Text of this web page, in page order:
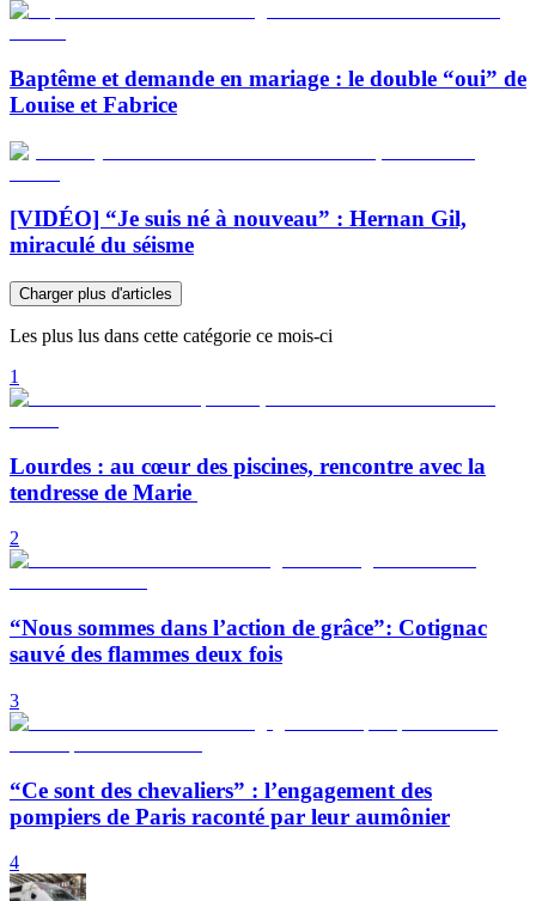
Baptême et demande en mariage : le double “oui” de
Louise et Fabrice
[VIDÉO] “Je suis né à nouveau” : Hernan Gil,
miraculé du séisme
Charger plus d'articles
Les plus lus dans cette catégorie ce mois-ci
1
Lourdes : au cœur des piscines, rencontre avec la
tendresse de Marie
2
“Nous sommes dans l’action de grâce”: Cotignac
sauvé des flammes deux fois
3
“Ce sont des chevaliers” : l’engagement des
pompiers de Paris raconté par leur aumônier
4